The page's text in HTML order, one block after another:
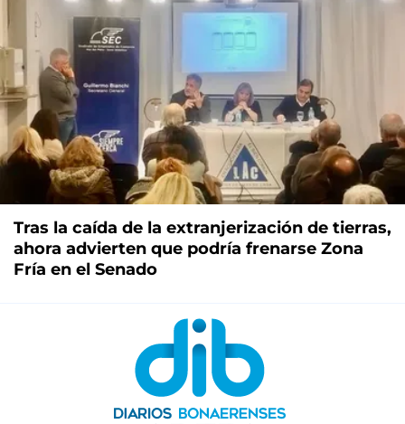
Tras la caída de la extranjerización de tierras,
ahora advierten que podría frenarse Zona
Fría en el Senado